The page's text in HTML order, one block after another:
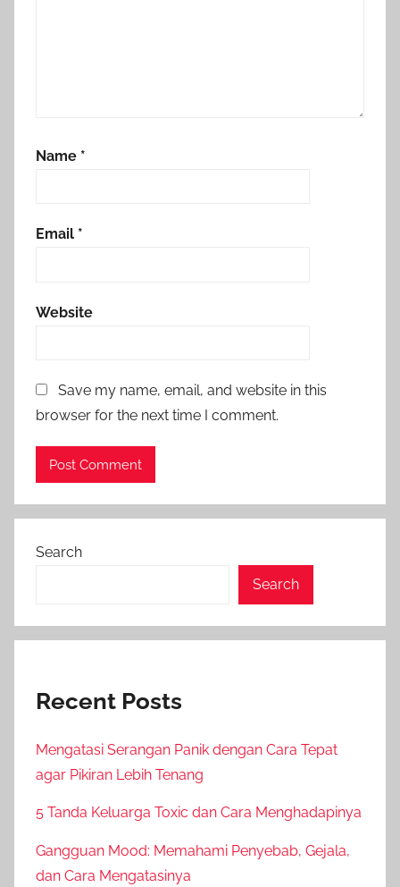
Name *
Email *
Website
Save my name, email, and website in this
browser for the next time I comment.
Search
Search
Recent Posts
Mengatasi Serangan Panik dengan Cara Tepat
agar Pikiran Lebih Tenang
5 Tanda Keluarga Toxic dan Cara Menghadapinya
Gangguan Mood: Memahami Penyebab, Gejala,
dan Cara Mengatasinya